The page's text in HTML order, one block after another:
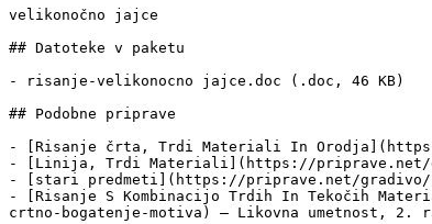
velikonočno jajce
## Datoteke v paketu
- risanje-velikonocno jajce.doc (.doc, 46 KB)
## Podobne priprave
- [Risanje črta, Trdi Materiali In
- [Linija, Trdi Materiali](https://priprave.net/
- [stari predmeti](https://priprave.net/gradivo/
- [Risanje S Kombinacijo Trdih In Tekočih
crtno-bogatenje-motiva) — Likovna umetnost, 2.